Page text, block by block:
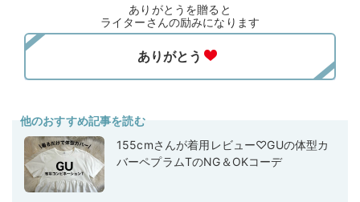
ありがとうを贈ると
ライターさんの励みになります
他のおすすめ記事を読む
155cmさんが着用レビュー♡GUの体型カ
バーペプラムTのNG＆OKコーデ